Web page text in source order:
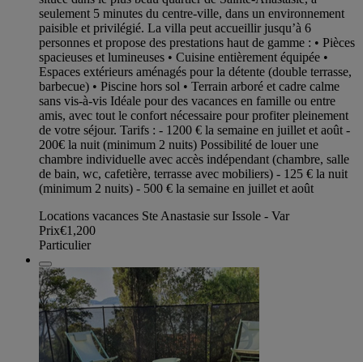
seulement 5 minutes du centre-ville, dans un environnement
paisible et privilégié. La villa peut accueillir jusqu’à 6
personnes et propose des prestations haut de gamme : • Pièces
spacieuses et lumineuses • Cuisine entièrement équipée •
Espaces extérieurs aménagés pour la détente (double terrasse,
barbecue) • Piscine hors sol • Terrain arboré et cadre calme
sans vis-à-vis Idéale pour des vacances en famille ou entre
amis, avec tout le confort nécessaire pour profiter pleinement
de votre séjour. Tarifs : - 1200 € la semaine en juillet et août -
200€ la nuit (minimum 2 nuits) Possibilité de louer une
chambre individuelle avec accès indépendant (chambre, salle
de bain, wc, cafetière, terrasse avec mobiliers) - 125 € la nuit
(minimum 2 nuits) - 500 € la semaine en juillet et août
Locations vacances Ste Anastasie sur Issole - Var
Prix€1,200
Particulier